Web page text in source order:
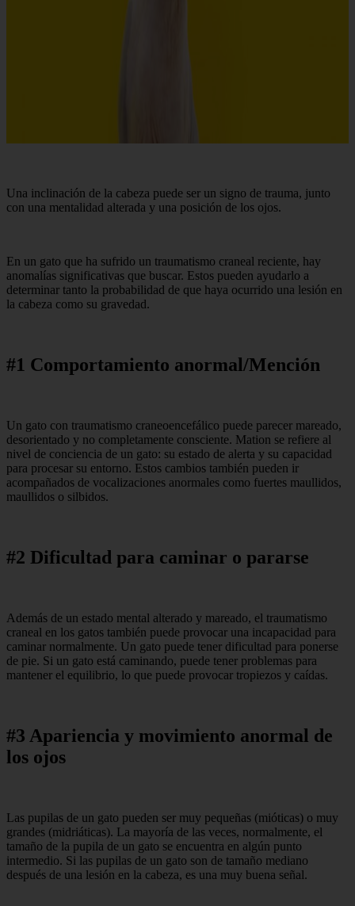
Una inclinación de la cabeza puede ser un signo de trauma, junto
con una mentalidad alterada y una posición de los ojos.
En un gato que ha sufrido un traumatismo craneal reciente, hay
anomalías significativas que buscar. Estos pueden ayudarlo a
determinar tanto la probabilidad de que haya ocurrido una lesión en
la cabeza como su gravedad.
#1 Comportamiento anormal/Mención
Un gato con traumatismo craneoencefálico puede parecer mareado,
desorientado y no completamente consciente. Mation se refiere al
nivel de conciencia de un gato: su estado de alerta y su capacidad
para procesar su entorno. Estos cambios también pueden ir
acompañados de vocalizaciones anormales como fuertes maullidos,
maullidos o silbidos.
#2 Dificultad para caminar o pararse
Además de un estado mental alterado y mareado, el traumatismo
craneal en los gatos también puede provocar una incapacidad para
caminar normalmente. Un gato puede tener dificultad para ponerse
de pie. Si un gato está caminando, puede tener problemas para
mantener el equilibrio, lo que puede provocar tropiezos y caídas.
#3 Apariencia y movimiento anormal de
los ojos
Las pupilas de un gato pueden ser muy pequeñas (mióticas) o muy
grandes (midriáticas). La mayoría de las veces, normalmente, el
tamaño de la pupila de un gato se encuentra en algún punto
intermedio. Si las pupilas de un gato son de tamaño mediano
después de una lesión en la cabeza, es una muy buena señal.